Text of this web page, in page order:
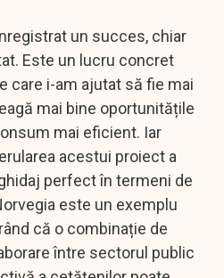
un succes, chiar
Este un lucru concret
care i-am ajutat să fie mai
mai bine oportunitățile
mai eficient. Iar
acestui proiect a
perfect în termeni de
este un exemplu
că o combinație de
între sectorul public